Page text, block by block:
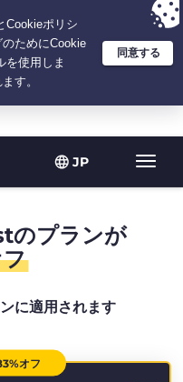
JP
ト
グ
間 $ 2.19 /月の 大特価
のプランが
に適用されます
オフ